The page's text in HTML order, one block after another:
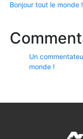
Bonjour tout le monde !
Un
monde !